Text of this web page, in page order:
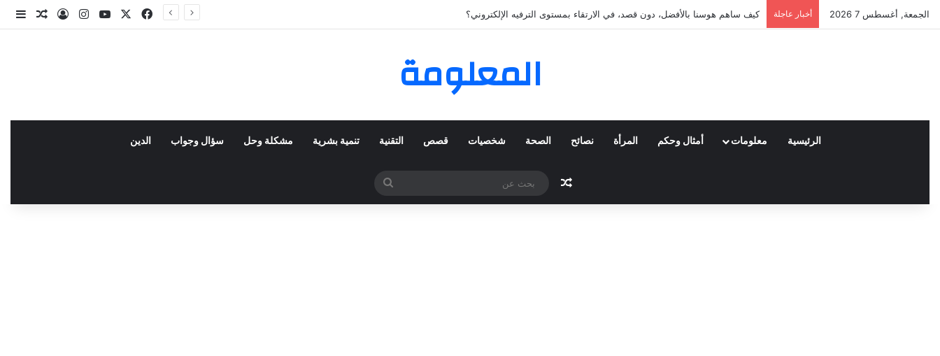
الجمعة, أغسطس 7 2026 أخبار عاجلة العملاء واختياراتهم لمنتجات نايكي المفضلة عبر ترينديول: استكشاف رحلة التسوق الذكي. فيسبوك يوتيوبانستقرام
تسجيلمقال
المعلومة
الرئيسية معلومات أمثال وحكم المرأة نصائح الصحة شخصيات قصص التقنية تنمية بشرية مشكلة وحل سؤال وجواب الدين
مقال عشوائي
بحث
عن